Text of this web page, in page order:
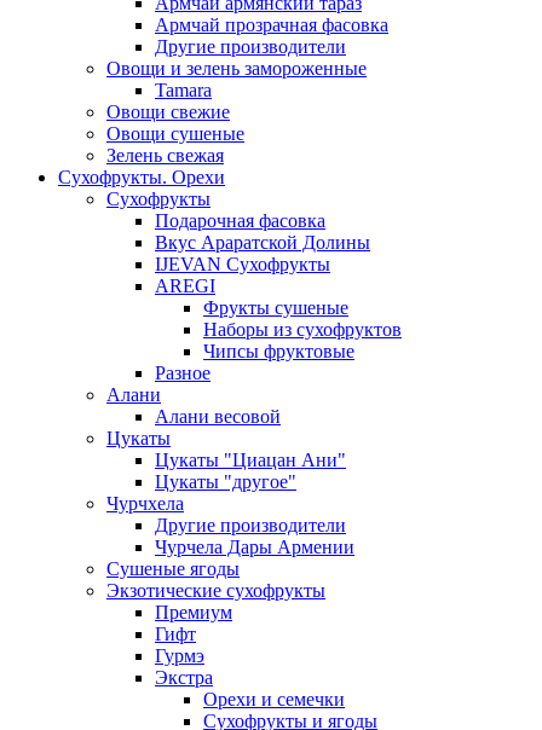
Армчай прозрачная фасовка
Другие производители
Овощи и зелень замороженные
Tamara
Овощи свежие
Овощи сушеные
Зелень свежая
Сухофрукты. Орехи
Сухофрукты
Подарочная фасовка
Вкус Араратской Долины
IJEVAN Сухофрукты
AREGI
Фрукты сушеные
Наборы из сухофруктов
Чипсы фруктовые
Разное
Алани
Алани весовой
Цукаты
Цукаты "Циацан Ани"
Цукаты "другое"
Чурчхела
Другие производители
Чурчела Дары Армении
Сушеные ягоды
Экзотические сухофрукты
Премиум
Гифт
Гурмэ
Экстра
Орехи и семечки
Сухофрукты и ягоды